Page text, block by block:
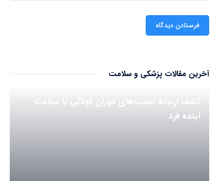
آخرین مقالات پزشکی و سلامت
کشف ارتباط آسیب‌های دوران کودکی با سلامت
آینده فرد